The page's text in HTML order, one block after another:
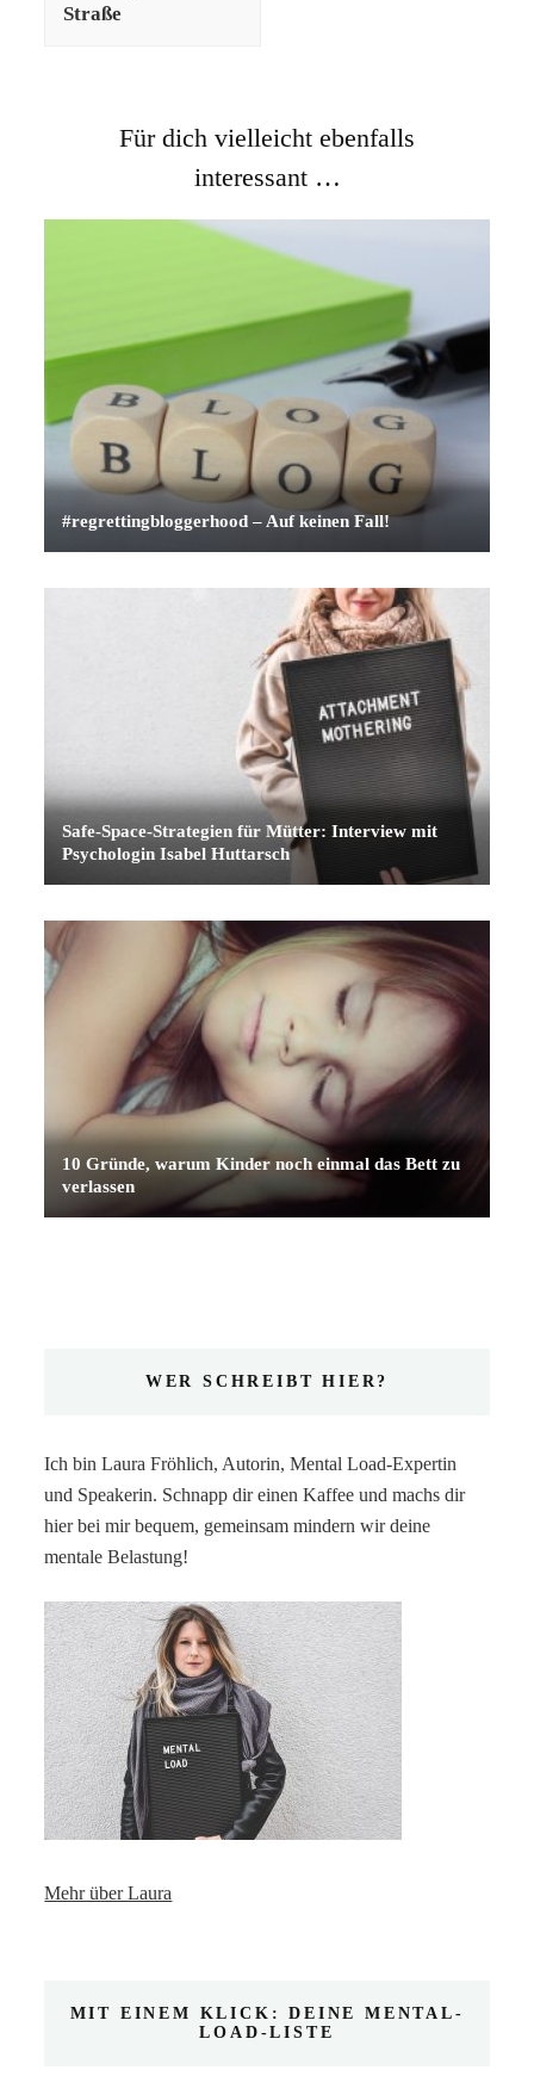
Straße
Für dich vielleicht ebenfalls
interessant …
#regrettingbloggerhood – Auf keinen Fall!
Safe-Space-Strategien für Mütter: Interview mit
Psychologin Isabel Huttarsch
10 Gründe, warum Kinder noch einmal das Bett zu
verlassen
WER SCHREIBT HIER?
Ich bin Laura Fröhlich, Autorin, Mental Load-Expertin
und Speakerin. Schnapp dir einen Kaffee und machs dir
hier bei mir bequem, gemeinsam mindern wir deine
mentale Belastung!
Mehr über Laura
MIT EINEM KLICK: DEINE MENTAL-
LOAD-LISTE